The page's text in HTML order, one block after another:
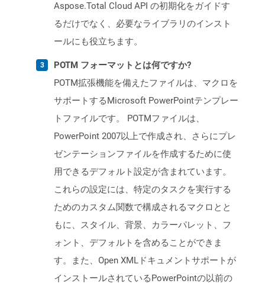
Aspose.Total Cloud API の初期化をガイドす
るだけでなく、必要なライブラリのインスト
ールにも役立ちます。
POTM フォーマットとは何ですか?
POTM拡張機能を備えたファイルは、マクロを
サポートするMicrosoft PowerPointテンプレー
トファイルです。 POTMファイルは、
PowerPoint 2007以上で作成され、さらにプレ
ゼンテーションファイルを作成するために使
用できるデフォルト設定が含まれています。
これらの設定には、特定のタスクを実行する
ためのカスタム関数で構成されるマクロとと
もに、スタイル、背景、カラーパレット、フ
ォント、デフォルトを含めることができま
す。また、Open XMLドキュメントサポートが
インストールされているPowerPointの以前の